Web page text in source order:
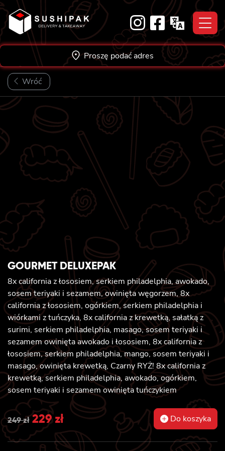
Skip
to
content
Proszę podać adres
Wróć
GOURMET DELUXEPAK
8x california z łososiem, serkiem philadelphia, awokado,
sosem teriyaki i sezamem, owinięta węgorzem, 8x
california z łososiem, ogórkiem, serkiem philadelphia i
wiórkami z tuńczyka, 8x california z krewetką, sałatką z
surimi, serkiem philadelphia, masago, sosem teriyaki i
sezamem owinięta awokado i łososiem, 8x california z
łososiem, serkiem philadelphia, mango, sosem teriyaki i
masago, owinięta krewetką, Czarny RYŻ! 8x california z
krewetką, serkiem philadelphia, awokado, ogórkiem,
sosem teriyaki i sezamem owinięta tuńczykiem
249zł Original
price
229złCurrent
price
Do koszyka